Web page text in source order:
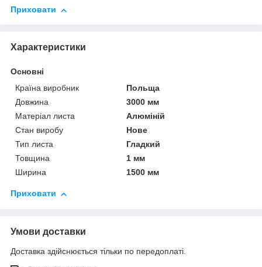
Приховати
Характеристики
Основні
Країна виробник
Польща
Довжина
3000 мм
Матеріал листа
Алюміній
Стан виробу
Нове
Тип листа
Гладкий
Товщина
1 мм
Ширина
1500 мм
Приховати
Умови доставки
Доставка здійснюється тільки по передоплаті.